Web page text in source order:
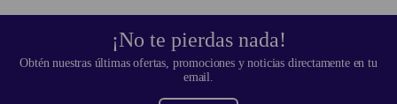
¡No te pierdas nada!
Obtén nuestras últimas ofertas, promociones y noticias directamente en tu
email.